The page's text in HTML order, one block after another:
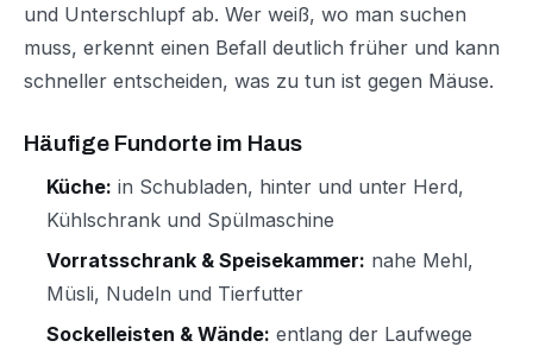
und Unterschlupf ab. Wer weiß, wo man suchen
muss, erkennt einen Befall deutlich früher und kann
schneller entscheiden, was zu tun ist gegen Mäuse.
Häufige Fundorte im Haus
Küche: in Schubladen, hinter und unter Herd,
Kühlschrank und Spülmaschine
Vorratsschrank & Speisekammer: nahe Mehl,
Müsli, Nudeln und Tierfutter
Sockelleisten & Wände: entlang der Laufwege